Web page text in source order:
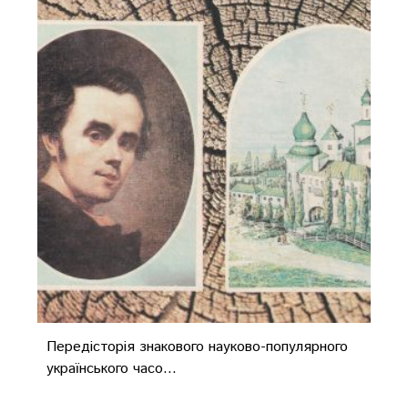
Передісторія знакового науково-популярного
українського часо...